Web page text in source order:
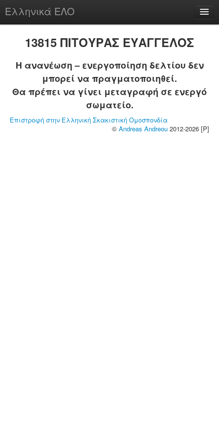
Ελληνικά ΕΛΟ
chesstu.be @ discord
Login
13815 ΠΙΤΟΥΡΑΣ ΕΥΑΓΓΕΛΟΣ
Η ανανέωση – ενεργοποίηση δελτίου δεν
μπορεί να πραγματοποιηθεί.
Θα πρέπει να γίνει μεταγραφή σε ενεργό
σωματείο.
Επιστροφή στην Ελληνική Σκακιστική Ομοσπονδία
© Andreas Andreou 2012-2026 [P]